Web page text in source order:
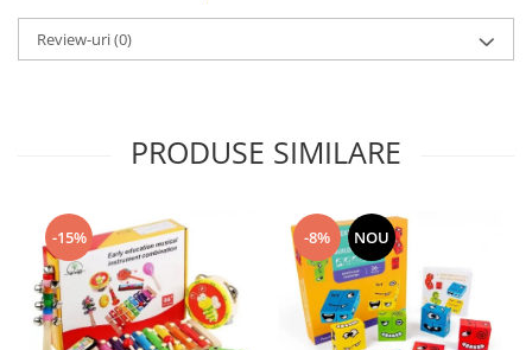
Review-uri(0)
PRODUSE SIMILARE
-15% -8% NOU